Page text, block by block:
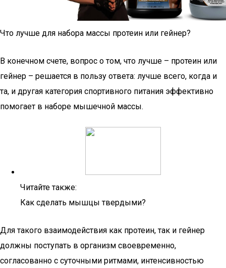
Что лучше для набора массы протеин или гейнер?
В конечном счете, вопрос о том, что лучше – протеин или
гейнер – решается в пользу ответа: лучше всего, когда и
та, и другая категория спортивного питания эффективно
помогает в наборе мышечной массы.
Читайте также:
Как сделать мышцы твердыми?
Для такого взаимодействия как протеин, так и гейнер
должны поступать в организм своевременно,
согласованно с суточными ритмами, интенсивностью